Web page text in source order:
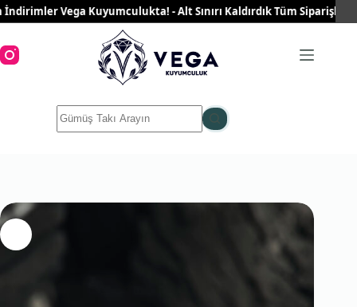
Skip
to
Vega Kuyumculukta! - Alt Sınırı Kaldırdık Tüm
No
results